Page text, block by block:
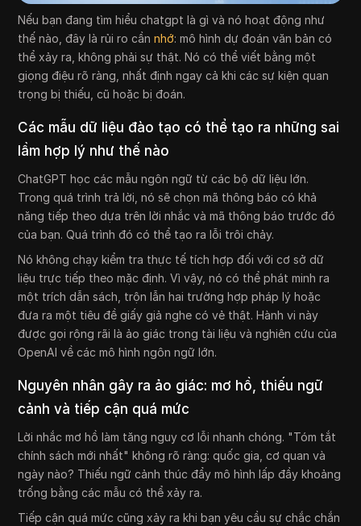
Nếu bạn đang tìm hiểu chatgpt là gì và nó hoạt động như
thế nào, đây là rủi ro cầnnhớ: mô hình dự đoán văn bản có
thể xảy ra, không phải sự thật. Nó có thể viết bằng một
giọng điệu rõ ràng, nhất định ngay cả khi các sự kiện quan
trọng bị thiếu, cũ hoặc bị đoán.
Các mẫu dữ liệu đào tạo có thể tạo ra những sai
lầm hợp lý như thế nào
ChatGPT học các mẫu ngôn ngữ từ các bộ dữ liệu lớn.
Trong quá trình trả lời, nó sẽ chọn mã thông báo có khả
năng tiếp theo dựa trên lời nhắc và mã thông báo trước đó
của bạn. Quá trình đó có thể tạo ra lỗi trôi chảy.
Nó không chạy kiểm tra thực tế tích hợp đối với cơ sở dữ
liệu trực tiếp theo mặc định. Vì vậy, nó có thể phát minh ra
một trích dẫn sách, trộn lẫn hai trường hợp pháp lý hoặc
đưa ra một tiêu đề giấy giả nghe có vẻ thật. Hành vi này
được gọi rộng rãi là ảo giác trong tài liệu và nghiên cứu của
OpenAI về các mô hình ngôn ngữ lớn.
Nguyên nhân gây ra ảo giác: mơ hồ, thiếu ngữ
cảnh và tiếp cận quá mức
Lời nhắc mơ hồ làm tăng nguy cơ lỗi nhanh chóng. "Tóm tắt
chính sách mới nhất" không rõ ràng: quốc gia, cơ quan và
ngày nào? Thiếu ngữ cảnh thúc đẩy mô hình lấp đầy khoảng
trống bằng các mẫu có thể xảy ra.
Tiếp cận quá mức cũng xảy ra khi bạn yêu cầu sự chắc chắn